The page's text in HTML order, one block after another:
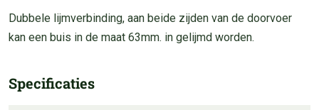
Dubbele lijmverbinding, aan beide zijden van de doorvoer
kan een buis in de maat 63mm. in gelijmd worden.
Specificaties